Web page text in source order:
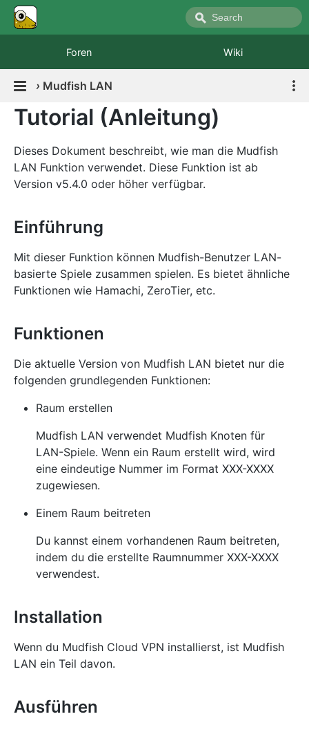
Foren Wiki
› Mudfish LAN
Tutorial (Anleitung)
Dieses Dokument beschreibt, wie man die Mudfish
LAN Funktion verwendet. Diese Funktion ist ab
Version v5.4.0 oder höher verfügbar.
Einführung
Mit dieser Funktion können Mudfish-Benutzer LAN-
basierte Spiele zusammen spielen. Es bietet ähnliche
Funktionen wie Hamachi, ZeroTier, etc.
Funktionen
Die aktuelle Version von Mudfish LAN bietet nur die
folgenden grundlegenden Funktionen:
Raum erstellen
Mudfish LAN verwendet Mudfish Knoten für
LAN-Spiele. Wenn ein Raum erstellt wird, wird
eine eindeutige Nummer im Format XXX-XXXX
zugewiesen.
Einem Raum beitreten
Du kannst einem vorhandenen Raum beitreten,
indem du die erstellte Raumnummer XXX-XXXX
verwendest.
Installation
Wenn du Mudfish Cloud VPN installierst, ist Mudfish
LAN ein Teil davon.
Ausführen